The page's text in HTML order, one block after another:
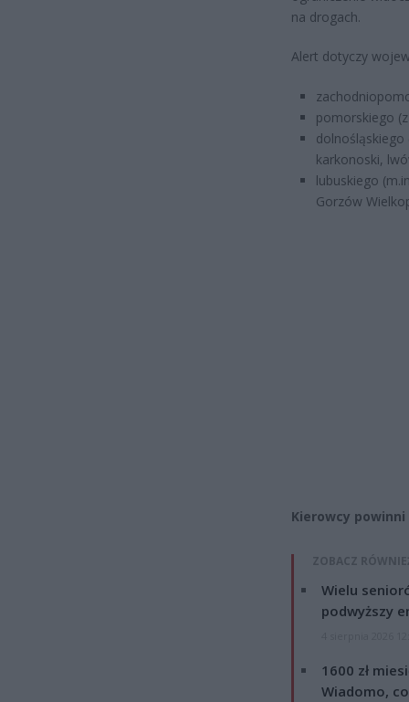
na drogach.
Alert dotyczy
pomorskiego
dolnośląskiego
karkonoski,
lubuskiego
Gorzów
Kierowcy
ZOBACZ
Wielu
podwyższy
1600 zł
Wiadomo,